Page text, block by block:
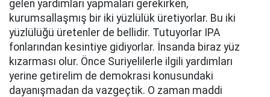
gelen yardımları yapmaları gerekirken,
kurumsallaşmış bir iki yüzlülük üretiyorlar. Bu iki
yüzlülüğü üretenler de bellidir. Tutuyorlar IPA
fonlarından kesintiye gidiyorlar. İnsanda biraz yüz
kızarması olur. Önce Suriyelilerle ilgili yardımları
yerine getirelim de demokrasi konusundaki
dayanışmadan da vazgeçtik. O zaman maddi